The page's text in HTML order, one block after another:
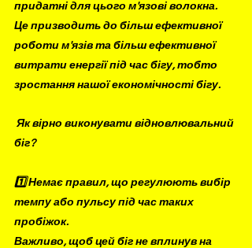
придатні для цього м'язові волокна.
Це призводить до більш ефективної
роботи м'язів та більш ефективної
витрати енергії під час бігу, тобто
зростання нашої економічності бігу.
біг?
1️⃣ Немає правил, що регулюють вибір
темпу або пульсу під час таких
пробіжок.
Важливо, щоб цей біг не вплинув на